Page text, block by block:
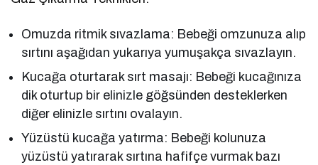
Omuzda ritmik sıvazlama: Bebeği omzunuza alıp
sırtını aşağıdan yukarıya yumuşakça sıvazlayın.
Kucağa oturtarak sırt masajı: Bebeği kucağınıza
dik oturtup bir elinizle göğsünden desteklerken
diğer elinizle sırtını ovalayın.
Yüzüstü kucağa yatırma: Bebeği kolunuza
yüzüstü yatırarak sırtına hafifçe vurmak bazı